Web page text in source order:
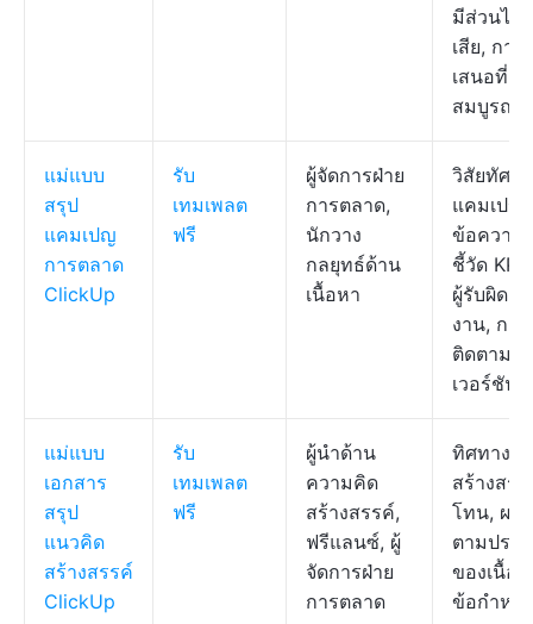
มีส่วนได้
เสีย, การ
เสนอที่
สมบูรณ์แ
แม่แบบ
สรุป
แคมเปญ
การตลาด
ClickUp
รับ
เทมเพลต
ฟรี
ผู้จัดการฝ่าย
การตลาด,
นักวาง
กลยุทธ์ด้าน
เนื้อหา
วิสัยทัศน์
แคมเปญ,
ข้อความ,
ชี้วัด KPI,
ผู้รับผิดช
งาน, การ
ติดตาม
เวอร์ชัน
แม่แบบ
เอกสาร
สรุป
แนวคิด
สร้างสรรค์
ClickUp
รับ
เทมเพลต
ฟรี
ผู้นำด้าน
ความคิด
สร้างสรรค์,
ฟรีแลนซ์, ผู้
จัดการฝ่าย
การตลาด
ทิศทางเชิ
สร้างสร
โทน, ผล
ตามประ
ของเนื้อ
ข้อกำหน